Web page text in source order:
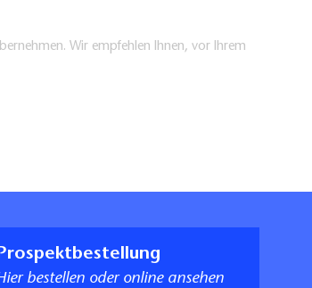
Wir empfehlen Ihnen, vor Ihrem
bestellen oder online ansehen